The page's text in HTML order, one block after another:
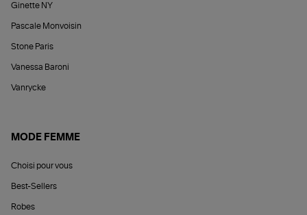
Ginette NY
Pascale Monvoisin
Stone Paris
Vanessa Baroni
Vanrycke
MODE FEMME
Choisi pour vous
Best-Sellers
Robes